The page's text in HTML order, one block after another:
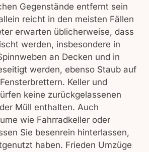
Gegenstände entfernt sein
reicht in den meisten Fällen
erwarten üblicherweise, dass
werden, insbesondere in
an Decken und in
werden, ebenso Staub auf
Keller und
keine zurückgelassenen
Müll enthalten. Auch
wie Fahrradkeller oder
Sie besenrein hinterlassen,
haben. Frieden Umzüge